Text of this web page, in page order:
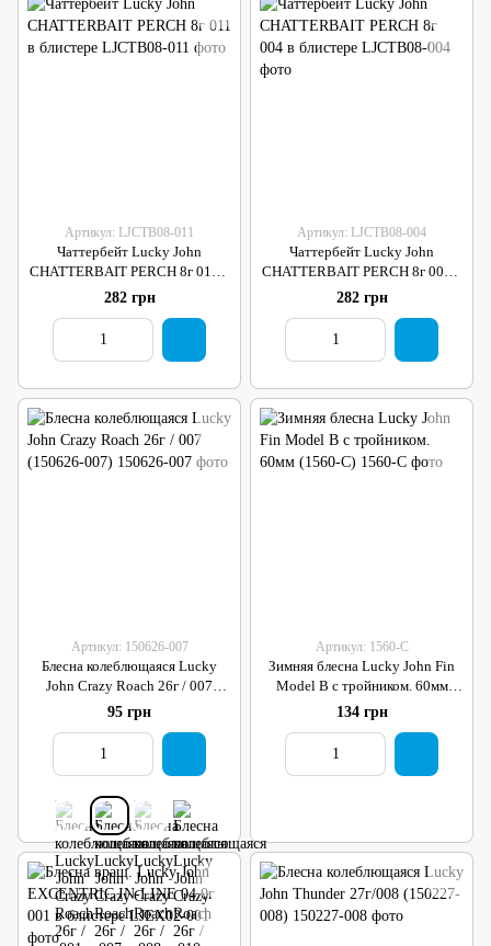
Артикул: LJCTB08-011
Чаттербейт Lucky John
CHATTERBAIT PERCH 8г 011 в
блистере
282 грн
Артикул: LJCTB08-004
Чаттербейт Lucky John
CHATTERBAIT PERCH 8г 004 в
блистере
282 грн
Артикул: 150626-007
Блесна колеблющаяся Lucky
John Crazy Roach 26г / 007
(150626-007)
95 грн
Артикул: 1560-C
Зимняя блесна Lucky John Fin
Model B с тройником. 60мм
(1560-C)
134 грн